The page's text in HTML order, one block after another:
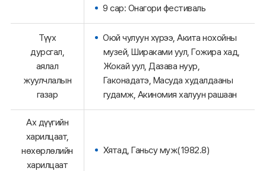
9 сар: Онагори фестиваль
Түүх
дурсгал,
аялал
жуулчлалын
газар
Оюй чулуун хүрээ, Акита нохойны
музей, Шираками уул, Гожира хад,
Жокай уул, Дазава нуур,
Гаконадатэ, Масуда худалдааны
гудамж, Акиномия халуун рашаан
Ах дүүгийн
харилцаат,
нөхөрлөлийн
харилцаат
Хятад, Ганьсу муж(1982.8)